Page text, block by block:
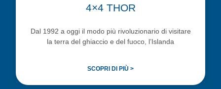
4×4 THOR
Dal 1992 a oggi il modo più rivoluzionario di visitare
la terra del ghiaccio e del fuoco, l’Islanda
SCOPRI DI PIÙ >